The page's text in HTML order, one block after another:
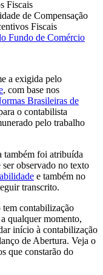
Fiscais
de Compensação
Fiscais
Fundo de Comércio
a exigida pelo
, com base nos
Brasileiras de
o contabilista
pelo trabalho
também foi atribuída
observado no texto
e também no
transcrito.
tem contabilização
qualquer momento,
início à contabilização
de Abertura. Veja o
que constarão do